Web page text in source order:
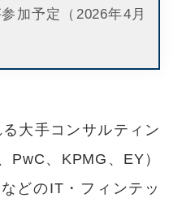
加予定（2026年4月
大手コンサルティン
PwC、KPMG、EY）
どのIT・フィンテッ